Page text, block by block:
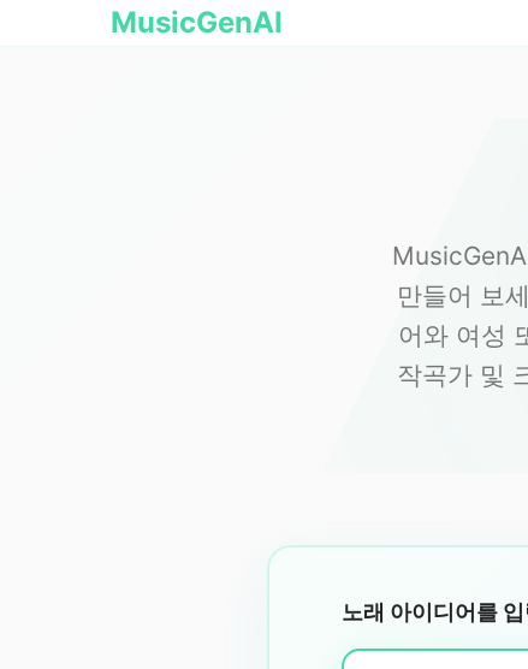
MusicGenAI
만들어 보
어와 여성
작곡가 및
노래 아이디어를